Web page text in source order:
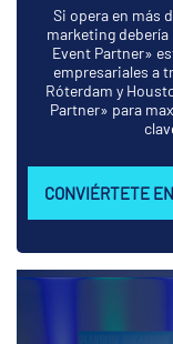
Si opera en más
marketing debería
Event Partner»
empresariales a
Róterdam y
Partner» para
CONVIÉRTETE